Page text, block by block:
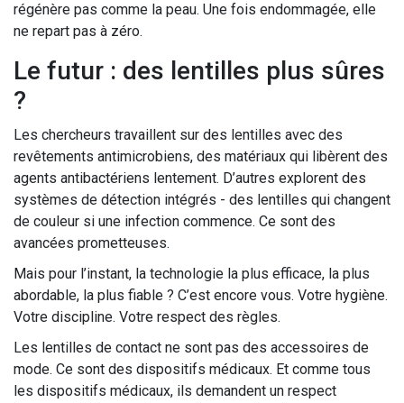
régénère pas comme la peau. Une fois endommagée, elle
ne repart pas à zéro.
Le futur : des lentilles plus sûres
?
Les chercheurs travaillent sur des lentilles avec des
revêtements antimicrobiens, des matériaux qui libèrent des
agents antibactériens lentement. D’autres explorent des
systèmes de détection intégrés - des lentilles qui changent
de couleur si une infection commence. Ce sont des
avancées prometteuses.
Mais pour l’instant, la technologie la plus efficace, la plus
abordable, la plus fiable ? C’est encore vous. Votre hygiène.
Votre discipline. Votre respect des règles.
Les lentilles de contact ne sont pas des accessoires de
mode. Ce sont des dispositifs médicaux. Et comme tous
les dispositifs médicaux, ils demandent un respect